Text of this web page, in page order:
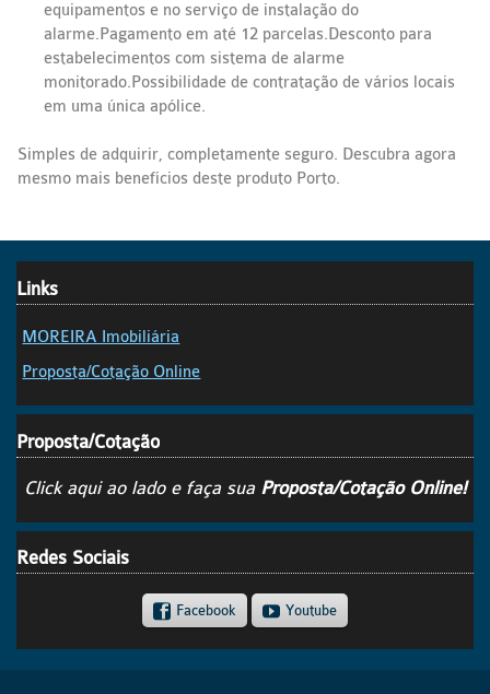
equipamentos e no serviço de instalação do
alarme.Pagamento em até 12 parcelas.Desconto para
estabelecimentos com sistema de alarme
monitorado.Possibilidade de contratação de vários locais
em uma única apólice.
Simples de adquirir, completamente seguro. Descubra agora
mesmo mais benefícios deste produto Porto.
Links
MOREIRA Imobiliária
Proposta/Cotação Online
Proposta/Cotação
Click aqui ao lado e faça sua Proposta/Cotação Online!
Redes Sociais
Facebook Youtube